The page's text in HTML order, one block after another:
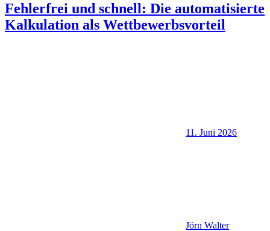
Fehlerfrei und schnell: Die automatisierte
Kalkulation als Wettbewerbsvorteil
11. Juni 2026
Jörn Walter